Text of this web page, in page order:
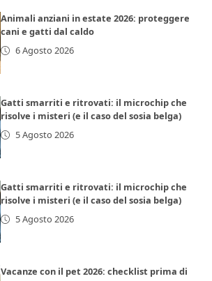
Animali anziani in estate 2026: proteggere
cani e gatti dal caldo
6 Agosto 2026
Gatti smarriti e ritrovati: il microchip che
risolve i misteri (e il caso del sosia belga)
5 Agosto 2026
Gatti smarriti e ritrovati: il microchip che
risolve i misteri (e il caso del sosia belga)
5 Agosto 2026
Vacanze con il pet 2026: checklist prima di